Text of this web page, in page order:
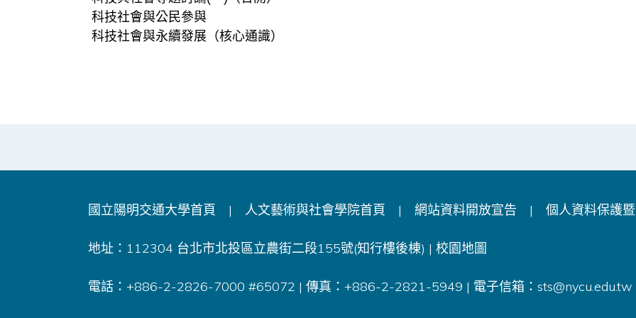
科技社會與公民參與
科技社會與永續發展（核心通識）
國立陽明交通大學首頁 | 人文藝術與社會學院首頁 | 網站資料開放宣告 | 個人資料保護
地址：112304 台北市北投區立農街二段155號(知行樓後棟) | 校園地圖
電話：+886-2-2826-7000 #65072 | 傳真：+886-2-2821-5949 | 電子信箱： sts@nycu.edu.tw